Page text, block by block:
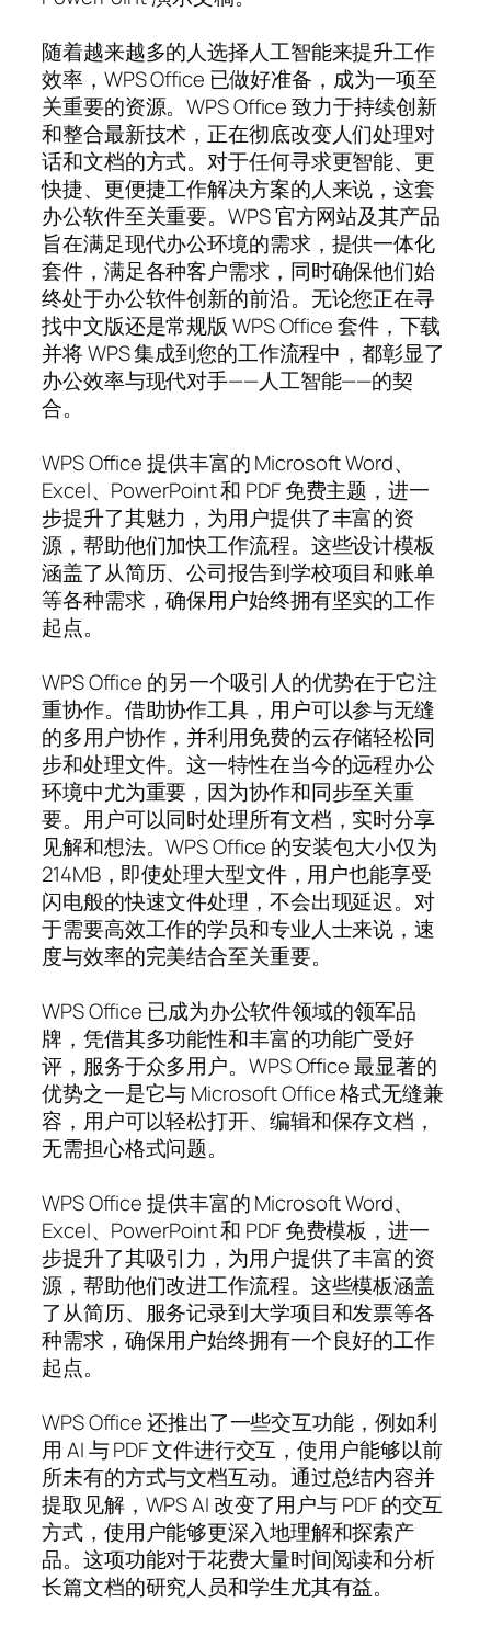
随着越来越多的人选择人工智能来提升工作
效率，WPS Office 已做好准备，成为一项至
关重要的资源。WPS Office 致力于持续创新
和整合最新技术，正在彻底改变人们处理对
话和文档的方式。对于任何寻求更智能、更
快捷、更便捷工作解决方案的人来说，这套
办公软件至关重要。WPS 官方网站及其产品
旨在满足现代办公环境的需求，提供一体化
套件，满足各种客户需求，同时确保他们始
终处于办公软件创新的前沿。无论您正在寻
找中文版还是常规版 WPS Office 套件，下载
并将 WPS 集成到您的工作流程中，都彰显了
办公效率与现代对手——人工智能——的契
合。
WPS Office 提供丰富的 Microsoft Word、
Excel、PowerPoint 和 PDF 免费主题，进一
步提升了其魅力，为用户提供了丰富的资
源，帮助他们加快工作流程。这些设计模板
涵盖了从简历、公司报告到学校项目和账单
等各种需求，确保用户始终拥有坚实的工作
起点。
WPS Office 的另一个吸引人的优势在于它注
重协作。借助协作工具，用户可以参与无缝
的多用户协作，并利用免费的云存储轻松同
步和处理文件。这一特性在当今的远程办公
环境中尤为重要，因为协作和同步至关重
要。用户可以同时处理所有文档，实时分享
见解和想法。WPS Office 的安装包大小仅为
214MB，即使处理大型文件，用户也能享受
闪电般的快速文件处理，不会出现延迟。对
于需要高效工作的学员和专业人士来说，速
度与效率的完美结合至关重要。
WPS Office 已成为办公软件领域的领军品
牌，凭借其多功能性和丰富的功能广受好
评，服务于众多用户。WPS Office 最显著的
优势之一是它与 Microsoft Office 格式无缝兼
容，用户可以轻松打开、编辑和保存文档，
无需担心格式问题。
WPS Office 提供丰富的 Microsoft Word、
Excel、PowerPoint 和 PDF 免费模板，进一
步提升了其吸引力，为用户提供了丰富的资
源，帮助他们改进工作流程。这些模板涵盖
了从简历、服务记录到大学项目和发票等各
种需求，确保用户始终拥有一个良好的工作
起点。
WPS Office 还推出了一些交互功能，例如利
用 AI 与 PDF 文件进行交互，使用户能够以前
所未有的方式与文档互动。通过总结内容并
提取见解，WPS AI 改变了用户与 PDF 的交互
方式，使用户能够更深入地理解和探索产
品。这项功能对于花费大量时间阅读和分析
长篇文档的研究人员和学生尤其有益。